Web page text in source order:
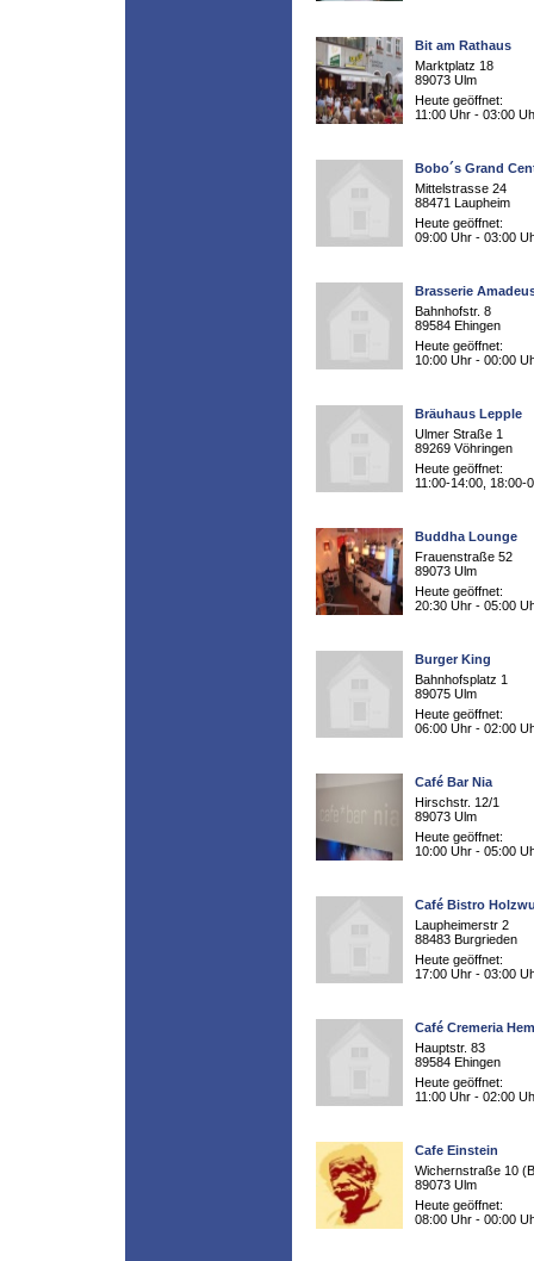
Bit am Rathaus
Marktplatz 18
89073 Ulm
Heute geöffnet:
11:00 Uhr - 03:00
Bobo´s Grand
Mittelstrasse 24
88471 Laupheim
Heute geöffnet:
09:00 Uhr - 03:00
Brasserie
Bahnhofstr. 8
89584 Ehingen
Heute geöffnet:
10:00 Uhr - 00:00
Bräuhaus Lepple
Ulmer Straße 1
89269 Vöhringen
Heute geöffnet:
11:00-14:00, 18:00-
Buddha Lounge
Frauenstraße 52
89073 Ulm
Heute geöffnet:
20:30 Uhr - 05:00
Burger King
Bahnhofsplatz 1
89075 Ulm
Heute geöffnet:
06:00 Uhr - 02:00
Café Bar Nia
Hirschstr. 12/1
89073 Ulm
Heute geöffnet:
10:00 Uhr - 05:00
Café Bistro
Laupheimerstr 2
88483 Burgrieden
Heute geöffnet:
17:00 Uhr - 03:00
Café Cremeria
Hauptstr. 83
89584 Ehingen
Heute geöffnet:
11:00 Uhr - 02:00
Cafe Einstein
Wichernstraße 10
89073 Ulm
Heute geöffnet:
08:00 Uhr - 00:00